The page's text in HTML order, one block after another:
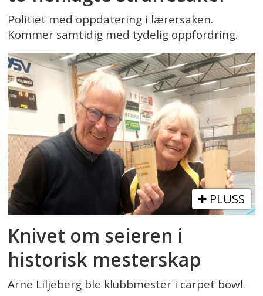
Politiet med oppdatering i lærersaken.
Kommer samtidig med tydelig oppfordring.
PLUSS
Knivet om seieren i
historisk mesterskap
Arne Liljeberg ble klubbmester i carpet bowl.